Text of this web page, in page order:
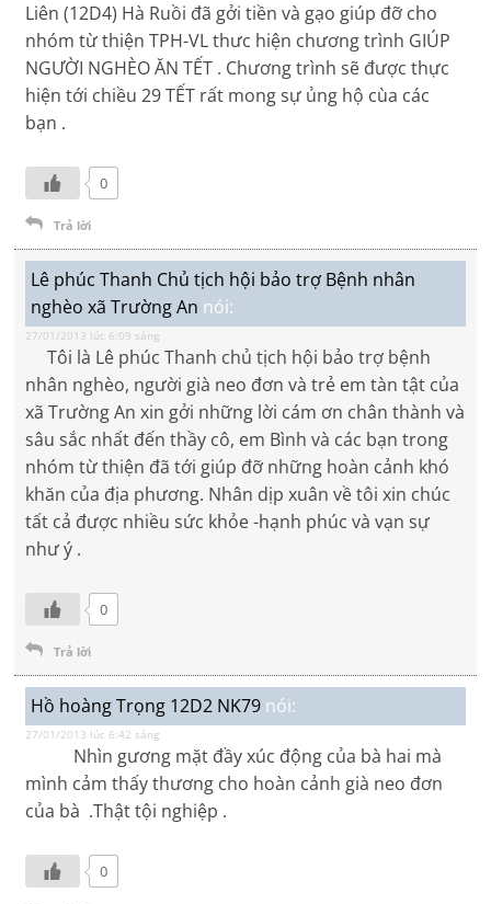
Liên (12D4) Hà Ruồi đã gởi tiền và gạo giúp đỡ cho
nhóm từ thiện TPH-VL thưc hiện chương trình GIÚP
NGƯỜI NGHÈO ĂN TẾT . Chương trình sẽ được thực
hiện tới chiều 29 TẾT rất mong sự ủng hộ cùa các
bạn .
0
Trả lời
Lê phúc Thanh Chủ tịch hội bảo trợ Bệnh nhân
nghèo xã Trường An nói:
27/01/2013 lúc 6:09 sáng
Tôi là Lê phúc Thanh chủ tịch hội bảo trợ bệnh
nhân nghèo, người già neo đơn và trẻ em tàn tật của
xã Trường An xin gởi những lời cám ơn chân thành và
sâu sắc nhất đến thầy cô, em Bình và các bạn trong
nhóm từ thiện đã tới giúp đỡ những hoàn cảnh khó
khăn của địa phương. Nhân dịp xuân về tôi xin chúc
tất cả được nhiều sức khỏe -hạnh phúc và vạn sự
như ý .
0
Trả lời
Hồ hoàng Trọng 12D2 NK79 nói:
27/01/2013 lúc 6:42 sáng
Nhìn gương mặt đầy xúc động của bà hai mà
mình cảm thấy thương cho hoàn cảnh già neo đơn
của bà .Thật tội nghiệp .
0